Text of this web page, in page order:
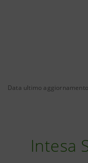
Data ultimo
Intesa